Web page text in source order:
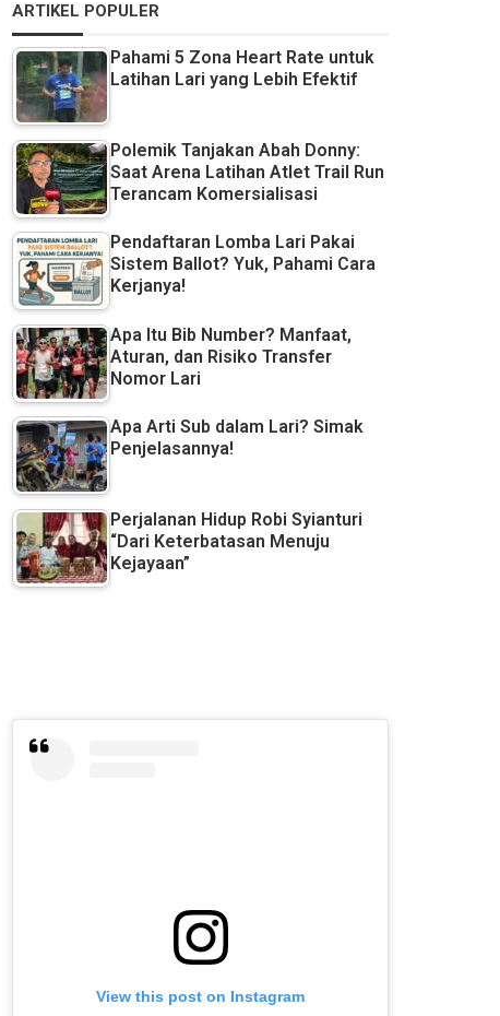
ARTIKEL POPULER
Pahami 5 Zona Heart Rate untuk
Latihan Lari yang Lebih Efektif
Polemik Tanjakan Abah Donny:
Saat Arena Latihan Atlet Trail Run
Terancam Komersialisasi
Pendaftaran Lomba Lari Pakai
Sistem Ballot? Yuk, Pahami Cara
Kerjanya!
Apa Itu Bib Number? Manfaat,
Aturan, dan Risiko Transfer
Nomor Lari
Apa Arti Sub dalam Lari? Simak
Penjelasannya!
Perjalanan Hidup Robi Syianturi
“Dari Keterbatasan Menuju
Kejayaan”
View this post on Instagram